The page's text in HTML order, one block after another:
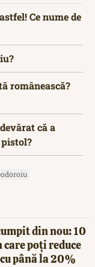
Ce nume de
românească?
că a
din nou: 10
poți reduce
până la 20%